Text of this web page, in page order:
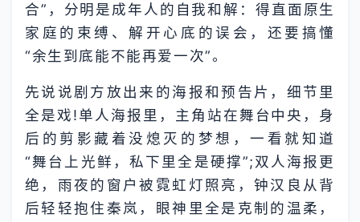
合”，分明是成年人的自我和解：得直面原生
家庭的束缚、解开心底的误会，还要搞懂
“余生到底能不能再爱一次”。​
先说说剧方放出来的海报和预告片，细节里
全是戏!单人海报里，主角站在舞台中央，身
后的剪影藏着没熄灭的梦想，一看就知道
“舞台上光鲜，私下里全是硬撑”;双人海报更
绝，雨夜的窗户被霓虹灯照亮，钟汉良从背
后轻轻抱住秦岚，眼神里全是克制的温柔，